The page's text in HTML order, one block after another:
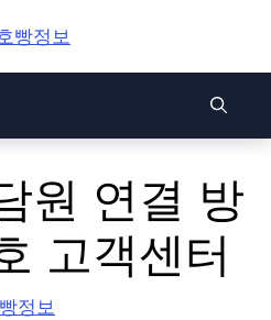
원 연결 방
고객센터
정보